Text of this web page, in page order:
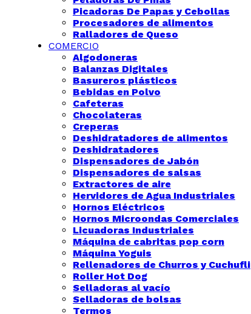
Picadoras De Papas y Cebollas
Procesadores de alimentos
Ralladores de Queso
COMERCIO
Algodoneras
Balanzas Digitales
Basureros plásticos
Bebidas en Polvo
Cafeteras
Chocolateras
Creperas
Deshidratadores de alimentos
Deshidratadores
Dispensadores de Jabón
Dispensadores de salsas
Extractores de aire
Hervidores de Agua Industriales
Hornos Eléctricos
Hornos Microondas Comerciales
Licuadoras Industriales
Máquina de cabritas pop corn
Máquina Yoguis
Rellenadores de Churros y Cuchufli
Roller Hot Dog
Selladoras al vacío
Selladoras de bolsas
Termos